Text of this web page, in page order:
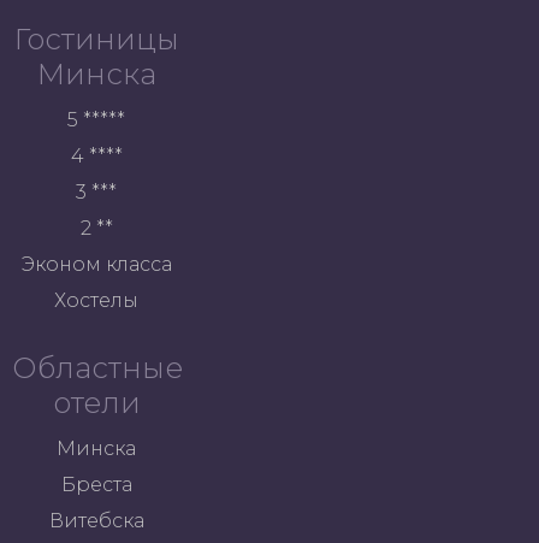
Гостиницы
Минска
5 *****
4 ****
3 ***
2 **
Эконом класса
Хостелы
Областные
отели
Минска
Бреста
Витебска